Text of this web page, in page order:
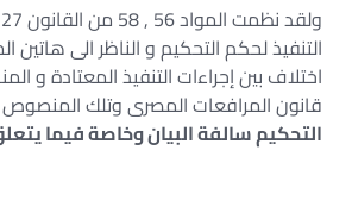
التنفيذ لحكم التحكيم و الناظر الى هاتين
اختلاف بين إجراءات التنفيذ المعتادة و
قانون المرافعات المصرى وتلك
التحكيم سالفة البيان وخاصة فيما